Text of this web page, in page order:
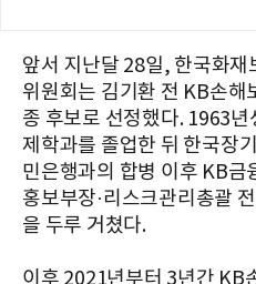
앞서 지난달 28일, 한국화재
위원회는 김기환 전 KB손해
종 후보로 선정했다. 1963
제학과를 졸업한 뒤 한국장
민은행과의 합병 이후 KB금
홍보부장·리스크관리총괄
을 두루 거쳤다.